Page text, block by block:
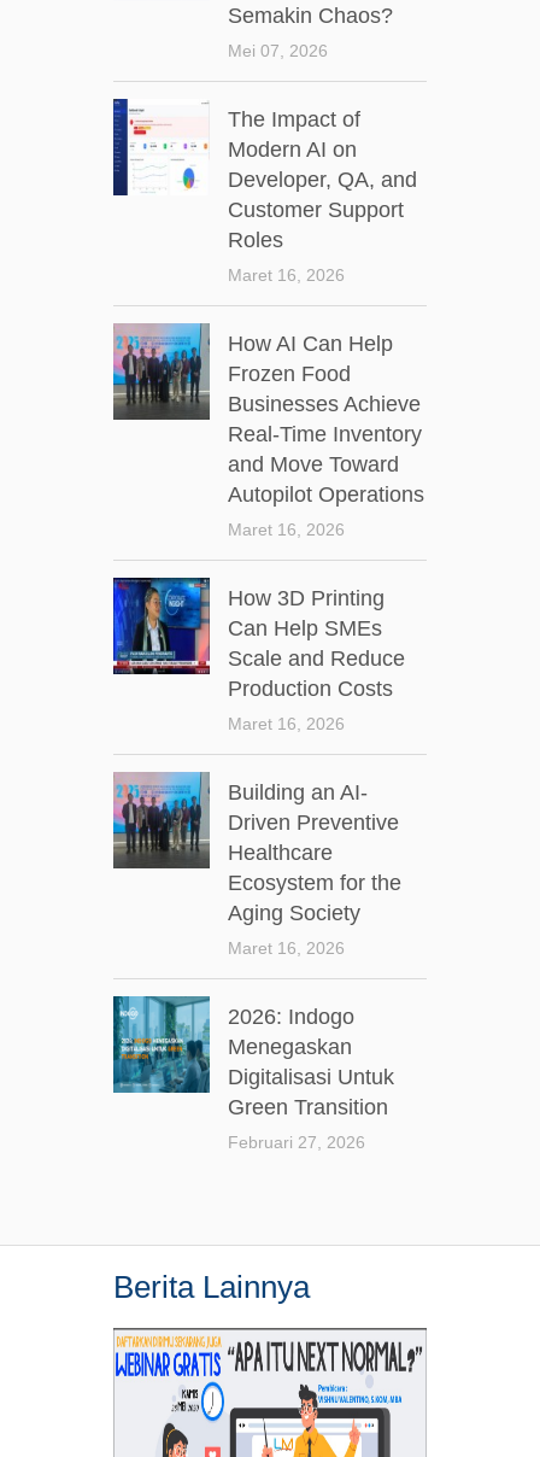
Semakin Chaos?
Mei 07, 2026
The Impact of
Modern AI on
Developer, QA, and
Customer Support
Roles
Maret 16, 2026
How AI Can Help
Frozen Food
Businesses Achieve
Real-Time Inventory
and Move Toward
Autopilot Operations
Maret 16, 2026
How 3D Printing
Can Help SMEs
Scale and Reduce
Production Costs
Maret 16, 2026
Building an AI-
Driven Preventive
Healthcare
Ecosystem for the
Aging Society
Maret 16, 2026
2026: Indogo
Menegaskan
Digitalisasi Untuk
Green Transition
Februari 27, 2026
Berita Lainnya